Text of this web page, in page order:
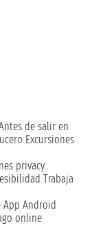
de salir en
Excursiones
privacy
Trabaja
App Android
online